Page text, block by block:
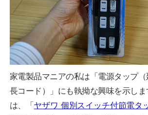
家電製品マニアの私は「電源タップ
長コード）」にも執拗な興味を示しま
は、「 ヤザワ 個別スイッチ付節電タ